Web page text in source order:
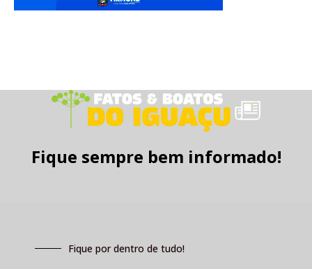
Fique sempre bem informado!
Fique por dentro de tudo!